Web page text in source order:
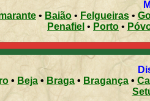
• Baião • Felgueiras •
Penafiel • Porto •
• Beja • Braga • Bragança •